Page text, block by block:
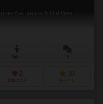
6 – France & Old West
2
お気に入り
30
持ってる